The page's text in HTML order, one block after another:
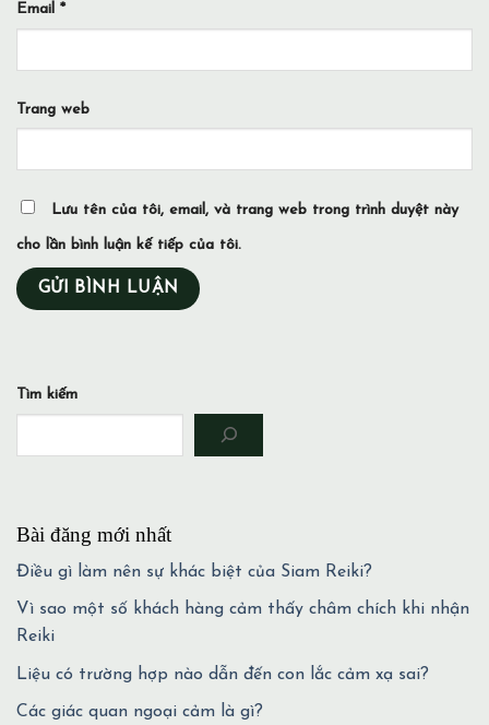
Email *
Trang web
Lưu tên của tôi, email, và trang web trong trình duyệt này
cho lần bình luận kế tiếp của tôi.
Tìm kiếm
Bài đăng mới nhất
Điều gì làm nên sự khác biệt của Siam Reiki?
Vì sao một số khách hàng cảm thấy châm chích khi nhận
Reiki
Liệu có trường hợp nào dẫn đến con lắc cảm xạ sai?
Các giác quan ngoại cảm là gì?